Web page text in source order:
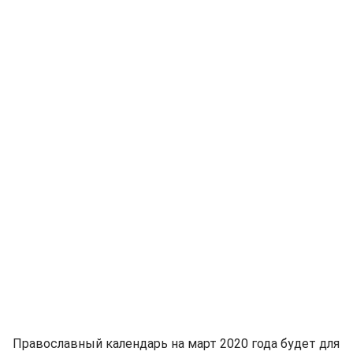
Православный календарь на март 2020 года будет для